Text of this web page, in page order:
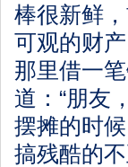
棒很新鲜
可观的财
那里借一
道：“朋友
摆摊的时
搞残酷的